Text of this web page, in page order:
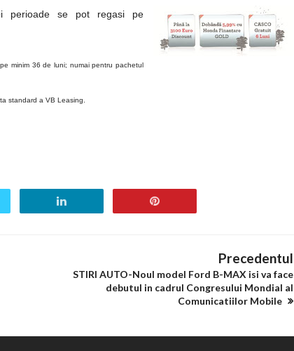
perioade se pot regasi pe
minim 36 de luni; numai pentru pachetul
standard a VB Leasing.
Precedentul
STIRI AUTO-Noul model Ford B-MAX isi va face
debutul in cadrul Congresului Mondial al
Comunicatiilor Mobile